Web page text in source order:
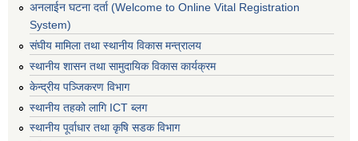
अनलाईन घटना दर्ता (Welcome to Online Vital Registration
System)
संघीय मामिला तथा स्थानीय विकास मन्त्रालय
स्थानीय शासन तथा सामुदायिक विकास कार्यक्रम
केन्द्रीय पञ्जिकरण विभाग
स्थानीय तहको लागि ICT ब्लग
स्थानीय पूर्वाधार तथा कृषि सडक विभाग